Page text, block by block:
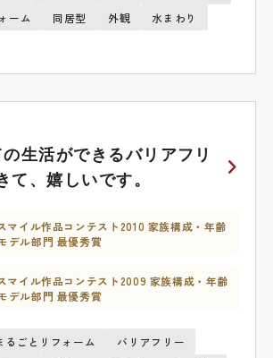
ーム
同居型 外観
水まわり
生活ができるバリアフリ
て、嬉しいです。
マイル作品コンテスト2010 家族構成・年齢
デル部門 最優秀賞
マイル作品コンテスト2009 家族構成・年齢
デル部門 最優秀賞
るごとリフォーム
バリアフリー